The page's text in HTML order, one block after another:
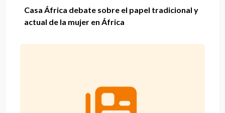
Casa África debate sobre el papel tradicional y
actual de la mujer en África